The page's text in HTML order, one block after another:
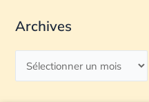
Archives